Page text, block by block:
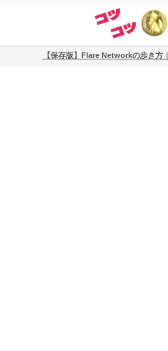
【保存版】Flare Networkの歩き方